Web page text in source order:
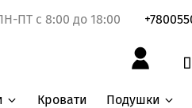
ПТ с 8:00 до 18:00
Кровати
Подушки